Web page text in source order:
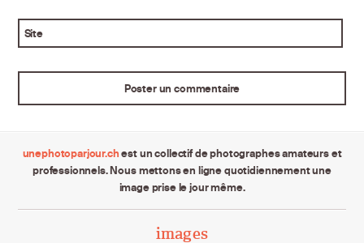
Site
unephotoparjour.chest un collectif de photographes amateurs et
professionnels. Nous mettons en ligne quotidiennement une
image prise le jour même.
images